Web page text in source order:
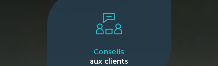
Conseils
aux clients